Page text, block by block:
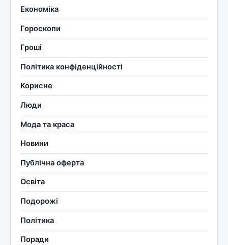
Економіка
Гороскопи
Гроші
Політика конфіденційності
Корисне
Люди
Мода та краса
Новини
Публічна оферта
Освіта
Подорожі
Політика
Поради